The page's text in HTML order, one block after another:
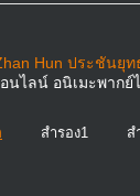
Hun ประชันยุ
นไลน์ อนิเมะพากย์
สำรอง1 ส